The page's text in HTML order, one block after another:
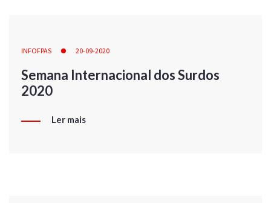
INFOFPAS 20-09-2020
Semana Internacional dos Surdos
2020
Ler mais